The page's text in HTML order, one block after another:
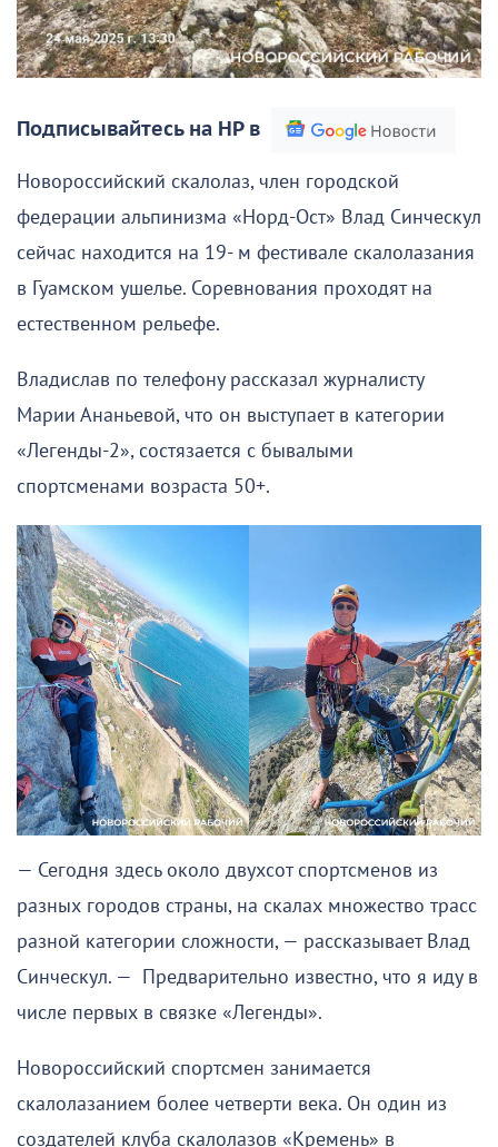
Подписывайтесь на НР в
Новороссийский скалолаз, член городской
федерации альпинизма «Норд-Ост» Влад Синческул
сейчас находится на 19- м фестивале скалолазания
в Гуамском ушелье. Соревнования проходят на
естественном рельефе.
Владислав по телефону рассказал журналисту
Марии Ананьевой, что он выступает в категории
«Легенды-2», состязается с бывалыми
спортсменами возраста 50+.
— Сегодня здесь около двухсот спортсменов из
разных городов страны, на скалах множество трасс
разной категории сложности, — рассказывает Влад
Синческул. — Предварительно известно, что я иду в
числе первых в связке «Легенды».
Новороссийский спортсмен занимается
скалолазанием более четверти века. Он один из
создателей клуба скалолазов «Кремень» в